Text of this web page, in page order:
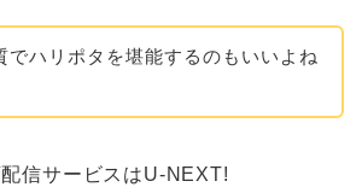
でハリポタを堪能するのもいいよね
信サービスはU-NEXT!